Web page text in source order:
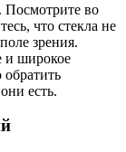
Посмотрите во
что стекла не
зрения.
и широкое
есть.